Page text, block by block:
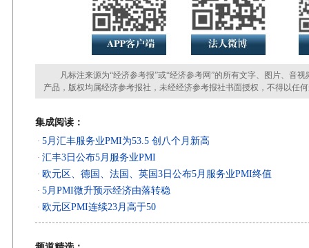
凡标注来源为“经济参考报”或“经济参考网”的所有文字、图片、音视
产品，版权均属经济参考报社，未经经济参考报社书面授权，不得以任
集成阅读：
· 5月汇丰服务业PMI为53.5 创八个月新高
· 汇丰3日公布5月服务业PMI
· 欧元区、德国、法国、英国3日公布5月服务业PMI终值
· 5月PMI微升预示经济由落转稳
· 欧元区PMI连续23月高于50